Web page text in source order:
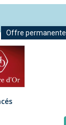
Offre permanente